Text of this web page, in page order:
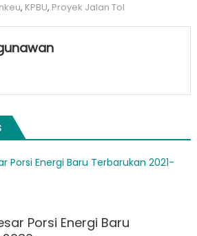
, KPBU, Proyek Jalan Tol
Porsi Energi Baru